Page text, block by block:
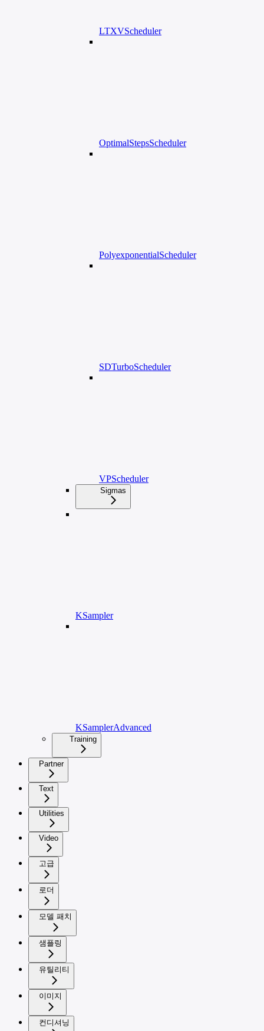
LTXVScheduler
OptimalStepsScheduler
PolyexponentialScheduler
SDTurboScheduler
VPScheduler
Sigmas
KSampler
KSamplerAdvanced
Training
Partner
Text
Utilities
Video
고급
로더
모델 패치
샘플링
유틸리티
이미지
컨디셔닝